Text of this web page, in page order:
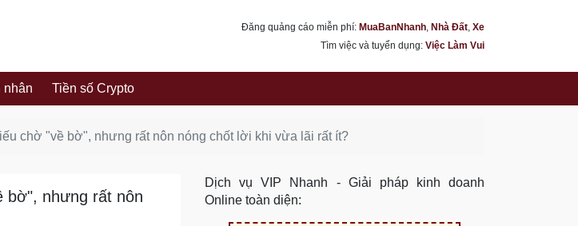
Đăng quảng cáo miễn phí: MuaBanNhanh, Nhà Đất, Xe
Tìm việc và tuyển dụng: Việc Làm Vui
nhân Tiền số Crypto
chờ "về bờ", nhưng rất nôn nóng chốt lời khi vừa lãi rất ít?
bờ", nhưng rất nôn
Dịch vụ VIP Nhanh - Giải pháp kinh doanh
Online toàn diện: